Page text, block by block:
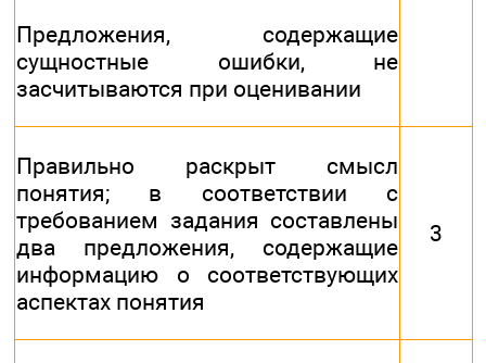
Предложения, содержащие
сущностные ошибки, не
засчитываются при оценивании
Правильно раскрыт смысл
понятия; в соответствии с
требованием задания составлены
два предложения, содержащие
информацию о соответствующих
аспектах понятия
3